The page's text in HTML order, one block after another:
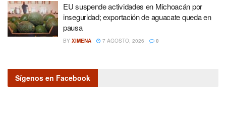
EU suspende actividades en Michoacán por
inseguridad; exportación de aguacate queda en
pausa
BY XIMENA 7 AGOSTO, 2026 0
Sígenos en Facebook